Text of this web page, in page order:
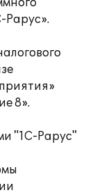
Рарус».
8».
"1С-Рарус"